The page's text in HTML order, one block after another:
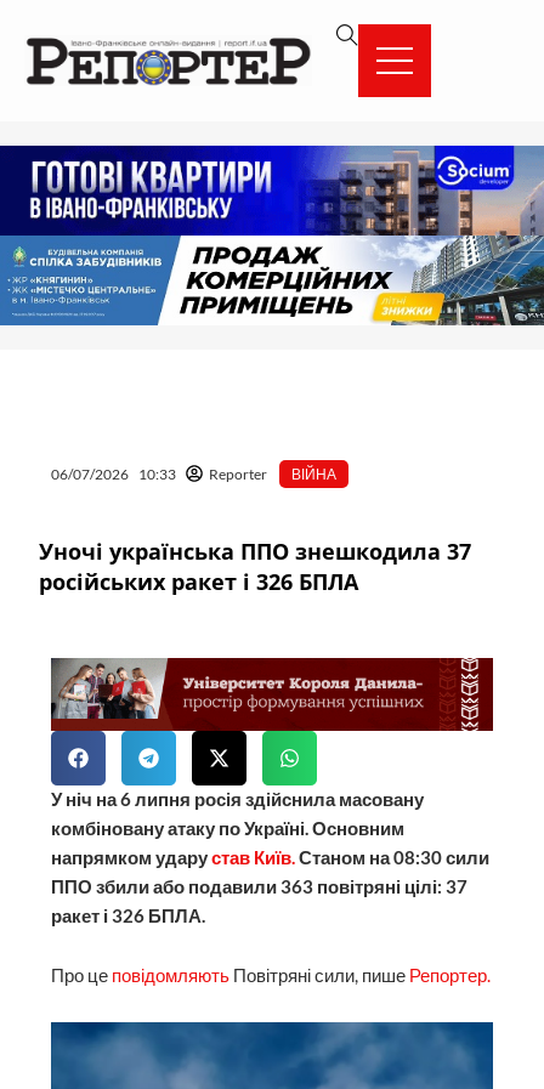
вмісту
06/07/2026 10:33 Reporter ВІЙНА
Уночі українська ППО знешкодила 37
російських ракет і 326 БПЛА
У ніч на 6 липня росія здійснила масовану
комбіновану атаку по Україні. Основним
напрямком ударустав Київ.Станом на 08:30 сили
ППО збили або подавили 363 повітряні цілі: 37
ракет і 326 БПЛА.
Про це повідомляють Повітряні сили, пише Репортер.